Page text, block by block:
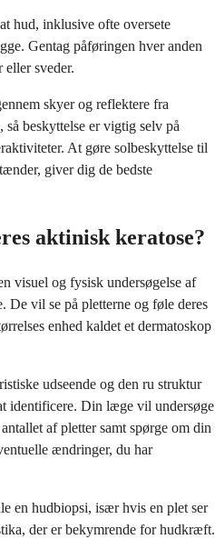
hud, inklusive ofte oversete
Gentag påføringen hver anden
sveder.
skyer og reflektere fra
så beskyttelse er vigtig selv på
At gøre solbeskyttelse til
giver dig de bedste
aktinisk keratose?
visuel og fysisk undersøgelse af
De vil se på pletterne og føle deres
enhed kaldet et dermatoskop
udseende og den ru struktur
identificere. Din læge vil undersøge
af pletter samt spørge om din
ændringer, du har
en hudbiopsi, især hvis en plet ser
der er bekymrende for hudkræft.